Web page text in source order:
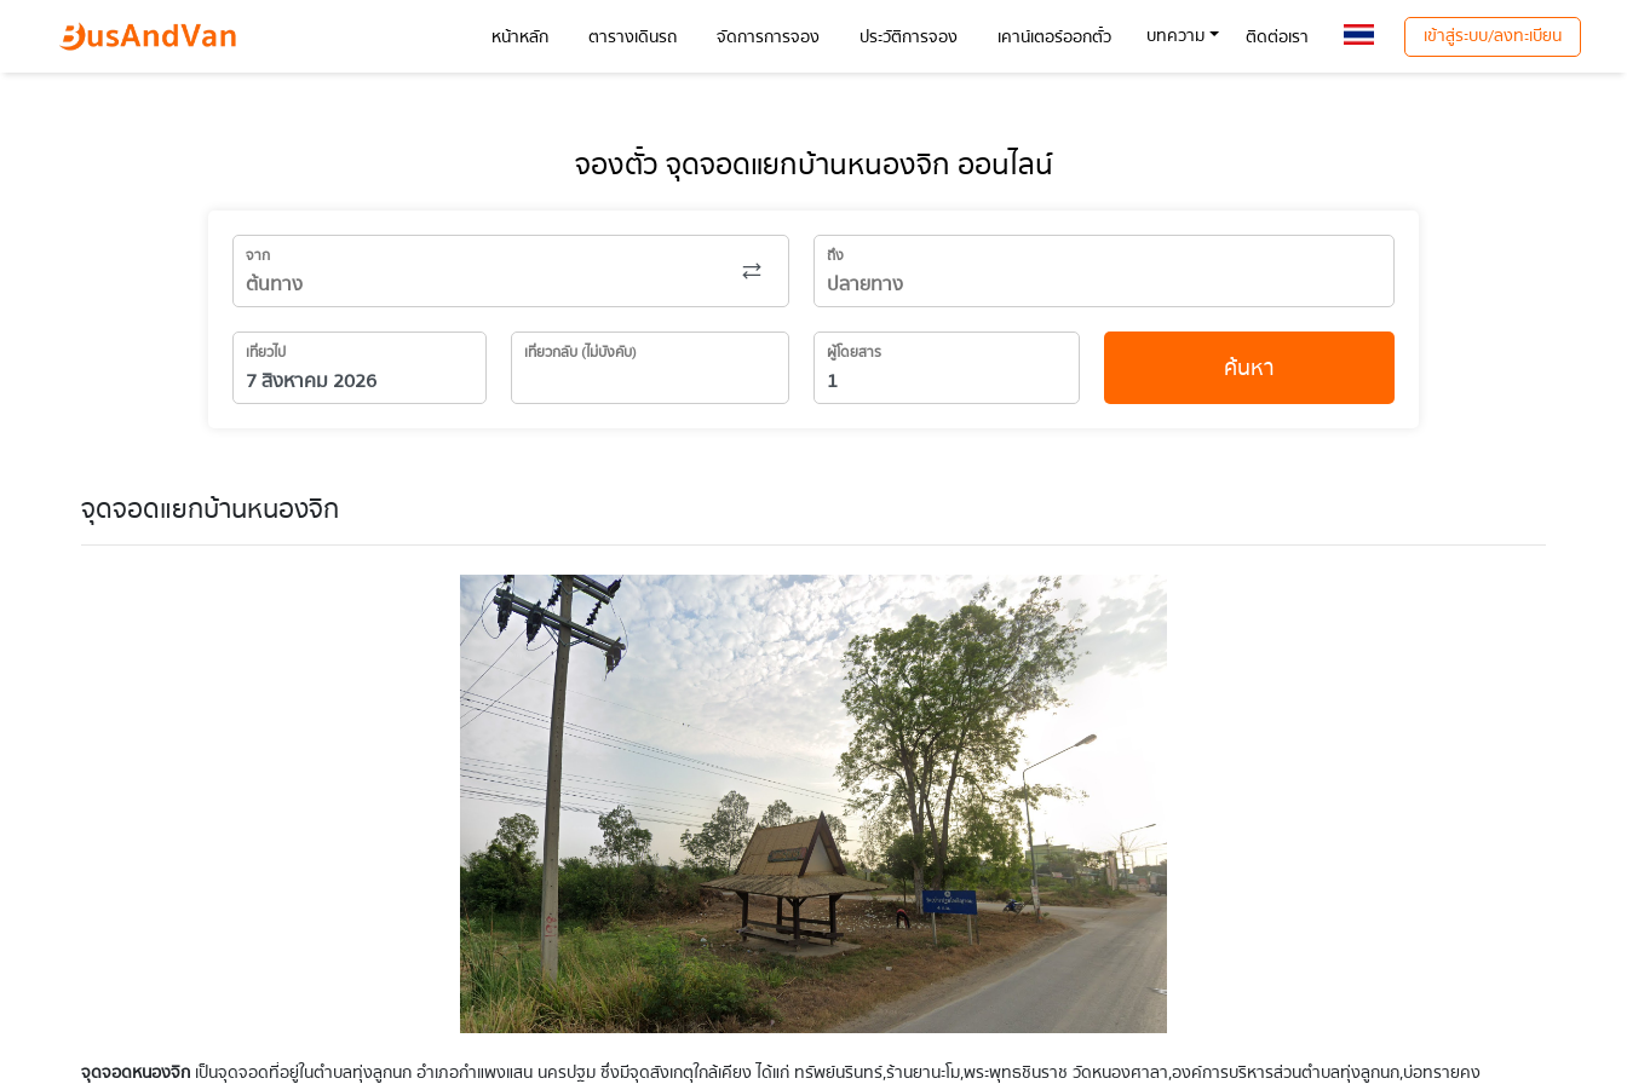
หน้าหลัก ตารางเดินรถ จัดการการจอง ประวัติการจอง เคาน์เตอร์ออกตั๋ว บทความ ติดต่อเรา เข้าสู่ระบบ/ลงทะเบียน
จองตั๋ว จุดจอดแยกบ้านหนองจิก ออนไลน์
จาก ถึง
เที่ยวไป เที่ยวกลับ (ไม่บังคับ) ผู้โดยสาร ค้นหา
จุดจอดแยกบ้านหนองจิก
จุดจอดหนองจิก เป็นจุดจอดที่อยู่ในตำบลทุ่งลูกนก อำเภอกำแพงแสน นครปฐม ซึ่งมีจุดสังเกตุใกล้เคียง ได้แก่ ทรัพย์นรินทร์,ร้านยานะโม,พระพุทธชินราช วัดหนองศาลา,องค์การบริหารส่วนตำบลทุ่งลูกนก,บ่อทรายคง